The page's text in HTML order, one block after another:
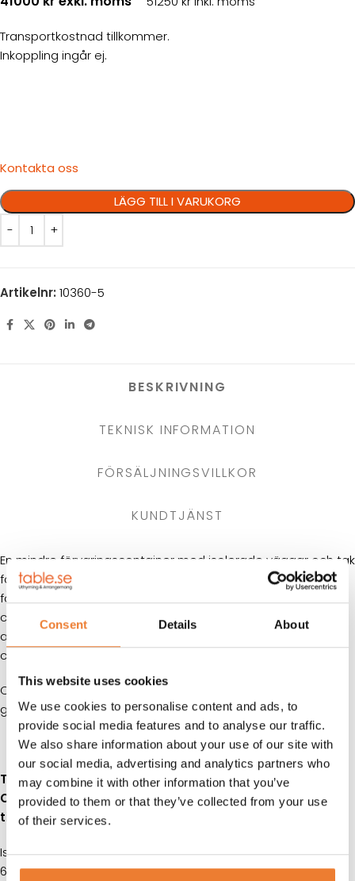
Consent Details About
This website uses cookies
We use cookies to personalise content and ads, to
provide social media features and to analyse our traffic.
We also share information about your use of our site with
our social media, advertising and analytics partners who
may combine it with other information that you’ve
provided to them or that they’ve collected from your use
of their services.
Transportkostnad tillkommer.
Inkoppling ingår ej.
Kontakta oss
LÄGG TILL I VARUKORG
Artikelnr: 10360-5
BESKRIVNING
TEKNISK INFORMATION
FÖRSÄLJNINGSVILLKOR
KUNDTJÄNST
En mindre förvaringscontainer med isolerade väggar och tak
för dig som söker ett torrt utrymme att lagerhålla eller
förvara gods som inte tål fukt. Med lite hyllor fungerar
containern även som byggförråd eller med ett mindre
arbetsbord som verkstad och väderskydd vid ruskväder. I
containern finns belysning och eluttag.
Containern är försedd med lockbox (låskåpa) i robust
galvaniserat stål.
TILLÄGG
Containern kan mot extra kostnad förses med olika
tillbehör:
Isolering golv 30 mm PUR sprutskum med 80% sluten cell –
6000 kr